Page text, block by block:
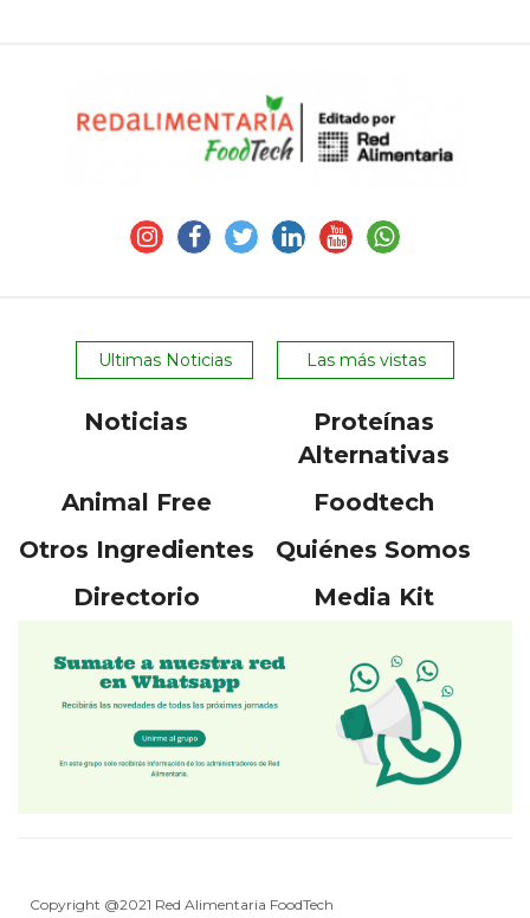
Ultimas Noticias Las más vistas
Noticias
Proteínas
Alternativas
Animal Free
Foodtech
Otros Ingredientes
Quiénes Somos
Directorio
Media Kit
Copyright @2021 Red Alimentaria FoodTech